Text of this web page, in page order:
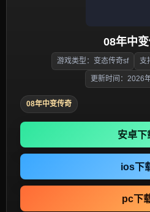
08年中
游戏类型：变态传奇sf 支
更新时间：2026
08年中变传奇
安卓下
ios下
pc下